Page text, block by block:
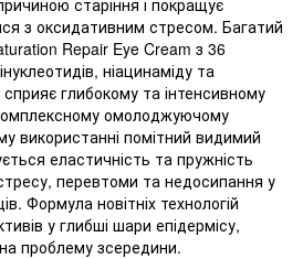
з оксидативним стресом. Багатий
Repair Eye Cream з 36
ніацинаміду та
глибокому та інтенсивному
омолоджуючому
використанні помітний видимий
еластичність та пружність
перевтоми та недосипання у
Формула новітніх технологій
у глибші шари епідермісу,
проблему зсередини.